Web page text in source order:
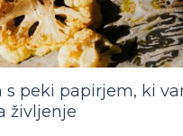
s peki papirjem, ki
življenje